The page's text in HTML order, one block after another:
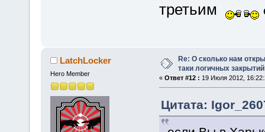
третьим
LatchLocker
Hero Member
Re: О сколько нам
таки логичных
« Ответ #12 : 19 Июля 2012,
Цитата: